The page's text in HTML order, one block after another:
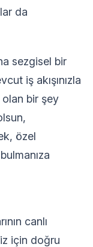
da
sezgisel bir
iş akışınızla
bir şey
özel
canlı
için doğru